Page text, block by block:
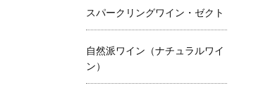
スパークリングワイン・ゼクト
自然派ワイン（ナチュラルワイ
ン）